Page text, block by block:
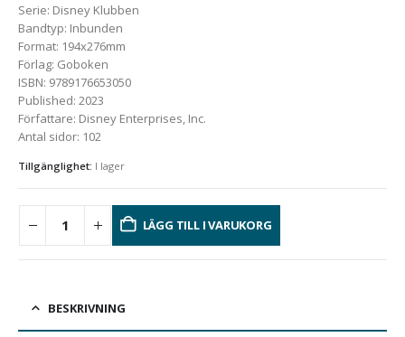
Serie: Disney Klubben
Bandtyp: Inbunden
Format: 194x276mm
Förlag: Goboken
ISBN: 9789176653050
Published: 2023
Författare: Disney Enterprises, Inc.
Antal sidor: 102
Tillgänglighet: I lager
LÄGG TILL I VARUKORG
BESKRIVNING